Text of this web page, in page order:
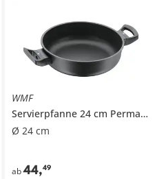
WMF
Servierpfanne 24 cm PermaDur Excellent
Ø 24 cm
ab44,49